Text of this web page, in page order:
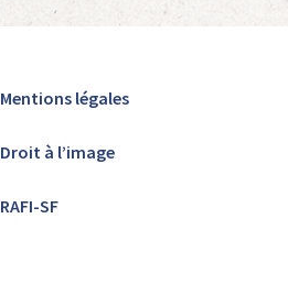
Mentions légales
Droit à l’image
RAFI-SF